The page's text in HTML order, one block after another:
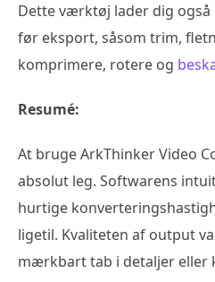
Dette værktøj lader dig
før eksport, såsom trim,
komprimere, rotere og
Resumé:
At bruge ArkThinker Video
absolut leg. Softwarens
hurtige
ligetil. Kvaliteten af output
mærkbart tab i detaljer eller